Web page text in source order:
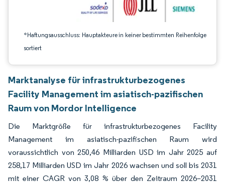
*Haftungsausschluss: Hauptakteure in keiner bestimmten Reihenfolge
sortiert
Marktanalyse für infrastrukturbezogenes
Facility Management im asiatisch-pazifischen
Raum von Mordor Intelligence
Die Marktgröße für infrastrukturbezogenes Facility
Management im asiatisch-pazifischen Raum wird
voraussichtlich von 250,46 Milliarden USD im Jahr 2025 auf
258,17 Milliarden USD im Jahr 2026 wachsen und soll bis 2031
mit einer CAGR von 3,08 % über den Zeitraum 2026–2031